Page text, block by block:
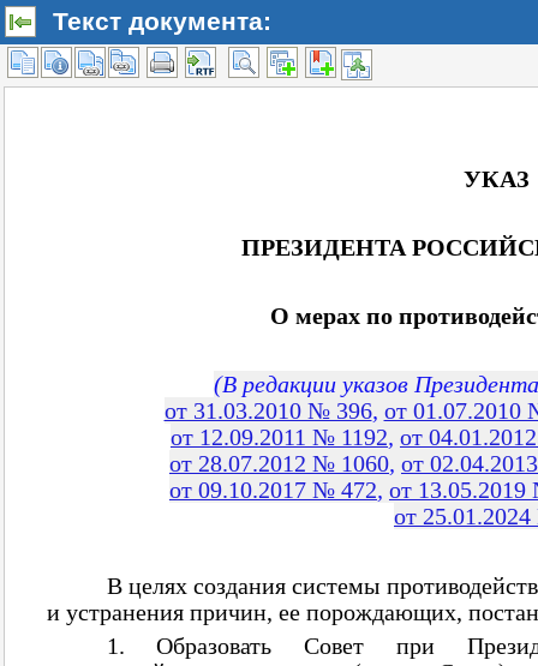
Текст документа: